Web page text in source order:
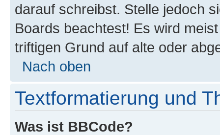
darauf schreibst. Stelle jedoch
Boards beachtest! Es wird
triftigen Grund auf alte oder
Nach oben
Textformatierung und
Was ist BBCode?